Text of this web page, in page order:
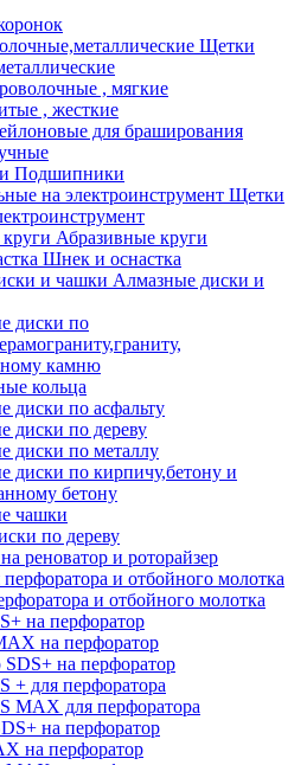
Щетки
, мягкие
, жесткие
для браширования
Подшипники
Щетки
Абразивные круги
Шнек и оснастка
Алмазные диски и
диски по
камню
кольца
диски по асфальту
диски по дереву
диски по металлу
диски по кирпичу,бетону и
бетону
чашки
по дереву
реноватор и роторайзер
и отбойного молотка
на перфоратор
на перфоратор
на перфоратор
+ для перфоратора
MAX для перфоратора
на перфоратор
на перфоратор